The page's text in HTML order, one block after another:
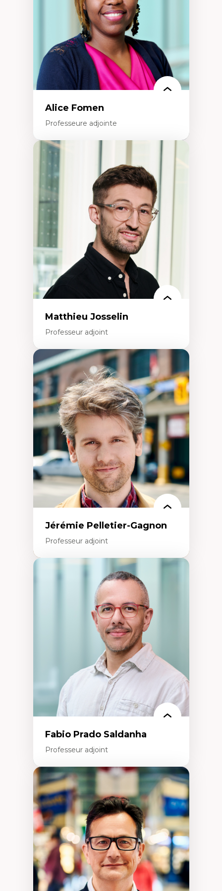
les auditoires médiatiques
Épistémologie des techniques de recherche
numérique et l’IA
Théorie des droits de la personne
La pensée politique d’Hannah Arendt
La pensée politique à l’ère numérique
Justice internationale et normes
internationales
Alice Fomen
Professeure adjointe
Expertises
Acceptabilité, acceptation et adoption des
technologies
Technologies d'apprentissage innovantes
Insertion professionnelle du nouveau
personnel enseignant
Construction identitaire en milieu
minoritaire francophone
Technologies éducatives pour la formation
continue
Matthieu Josselin
Professeur adjoint
Expertises
Ethnographie critique des environnements
d’apprentissage des étudiant.e.s
Approche transdisciplinaire des
compétences socioaffectives et
interculturelles
Didactique des langues secondes et
compétence pragmatique
Andragogie
Méthodologies de recherche qualitative
Jérémie Pelletier-Gagnon
Professeur adjoint
Études du jeu vidéo
Fouille de textes
Études postcoloniales
Études critiques des médias
Analyse de données
Études japonaises
Traduction et localisation
Intelligence artificielle et communication
humain-machine
Fabio Prado Saldanha
Professeur adjoint
Expertises
Innovation sociale
Technologies sociales
Entrepreneuriat social et collectif
Approches critiques et décoloniales
Discours, récits et narratologie en
management
Transformation socioéconomique des
communautés marginalisées
Politiques d’inclusion et économie solidaire
Études organisationnelles critiques
Créativité et management culturel
Méthodologies qualitatives